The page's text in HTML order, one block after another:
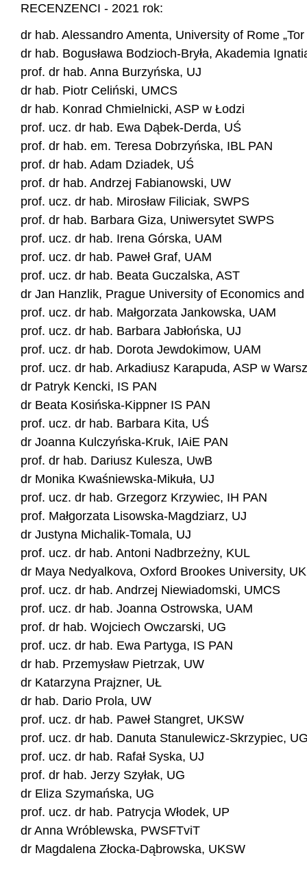
RECENZENCI - 2021 rok:
dr hab. Alessandro Amenta, University of Rome
dr hab. Bogusława Bodzioch-Bryła, Akademia
prof. dr hab. Anna Burzyńska, UJ
dr hab. Piotr Celiński, UMCS
dr hab. Konrad Chmielnicki, ASP w Łodzi
prof. ucz. dr hab. Ewa Dąbek-Derda, UŚ
prof. dr hab. em. Teresa Dobrzyńska, IBL PAN
prof. dr hab. Adam Dziadek, UŚ
prof. dr hab. Andrzej Fabianowski, UW
prof. ucz. dr hab. Mirosław Filiciak, SWPS
prof. dr hab. Barbara Giza, Uniwersytet SWPS
prof. ucz. dr hab. Irena Górska, UAM
prof. ucz. dr hab. Paweł Graf, UAM
prof. ucz. dr hab. Beata Guczalska, AST
dr Jan Hanzlik, Prague University of Economics
prof. ucz. dr hab. Małgorzata Jankowska, UAM
prof. ucz. dr hab. Barbara Jabłońska, UJ
prof. ucz. dr hab. Dorota Jewdokimow, UAM
prof. ucz. dr hab. Arkadiusz Karapuda, ASP w
dr Patryk Kencki, IS PAN
dr Beata Kosińska-Kippner IS PAN
prof. ucz. dr hab. Barbara Kita, UŚ
dr Joanna Kulczyńska-Kruk, IAiE PAN
prof. dr hab. Dariusz Kulesza, UwB
dr Monika Kwaśniewska-Mikuła, UJ
prof. ucz. dr hab. Grzegorz Krzywiec, IH PAN
prof. Małgorzata Lisowska-Magdziarz, UJ
dr Justyna Michalik-Tomala, UJ
prof. ucz. dr hab. Antoni Nadbrzeżny, KUL
dr Maya Nedyalkova, Oxford Brookes University, UK
prof. ucz. dr hab. Andrzej Niewiadomski, UMCS
prof. ucz. dr hab. Joanna Ostrowska, UAM
prof. dr hab. Wojciech Owczarski, UG
prof. ucz. dr hab. Ewa Partyga, IS PAN
dr hab. Przemysław Pietrzak, UW
dr Katarzyna Prajzner, UŁ
dr hab. Dario Prola, UW
prof. ucz. dr hab. Paweł Stangret, UKSW
prof. ucz. dr hab. Danuta Stanulewicz-Skrzypiec,
prof. ucz. dr hab. Rafał Syska, UJ
prof. dr hab. Jerzy Szyłak, UG
dr Eliza Szymańska, UG
prof. ucz. dr hab. Patrycja Włodek, UP
dr Anna Wróblewska, PWSFTviT
dr Magdalena Złocka-Dąbrowska, UKSW